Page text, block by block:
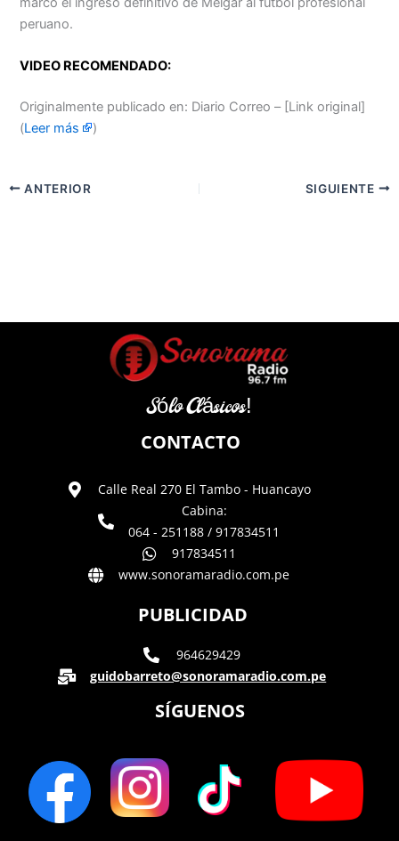
peruano.
VIDEO RECOMENDADO:
Originalmente publicado en: Diario Correo – [Link original]
(Leer más )
ANTERIOR SIGUIENTE
Sólo Clásicos!
CONTACTO
Calle Real 270 El Tambo - Huancayo
Cabina:
064 - 251188 / 917834511
917834511
www.sonoramaradio.com.pe
PUBLICIDAD
964629429
guidobarreto@sonoramaradio.com.pe
SÍGUENOS